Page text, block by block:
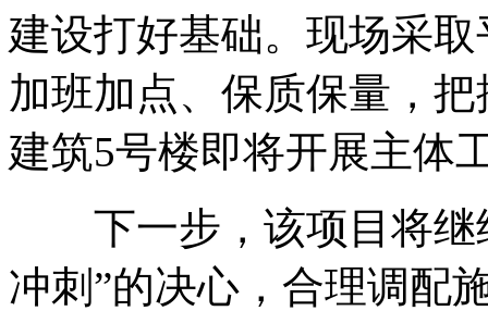
建设打好基础。现场采
加班加点、保质保量，
建筑5号楼即将开展主体
下一步，该项目将继
冲刺”的决心，合理调配